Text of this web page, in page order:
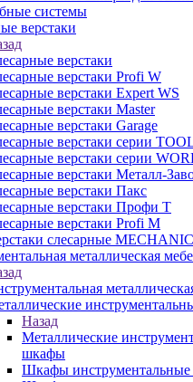
системы
верстаки
верстаки
верстаки Profi W
верстаки Expert WS
верстаки Master
верстаки Garage
верстаки серии
верстаки серии
верстаки Металл-
верстаки Пакс
верстаки Профи Т
верстаки Profi M
слесарные MECHANIC
металлическая
Назад
Металлические
шкафы
Шкафы инструментальные